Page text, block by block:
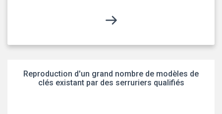
Reproduction d'un grand nombre de modèles de
clés existant par des serruriers qualifiés